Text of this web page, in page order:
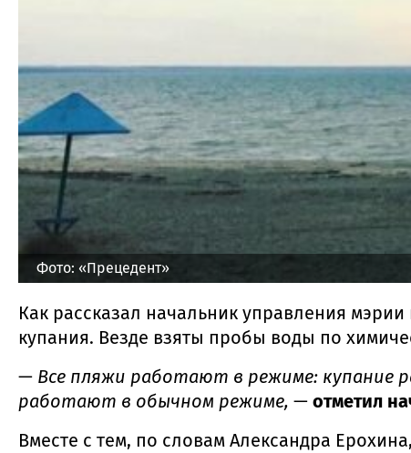
Фото: «Прецедент»
Как рассказал начальник управления
купания. Везде взяты пробы воды по
— Все пляжи работают в режиме: купание
работают в обычном режиме, — отметил
Вместе с тем, по словам Александра